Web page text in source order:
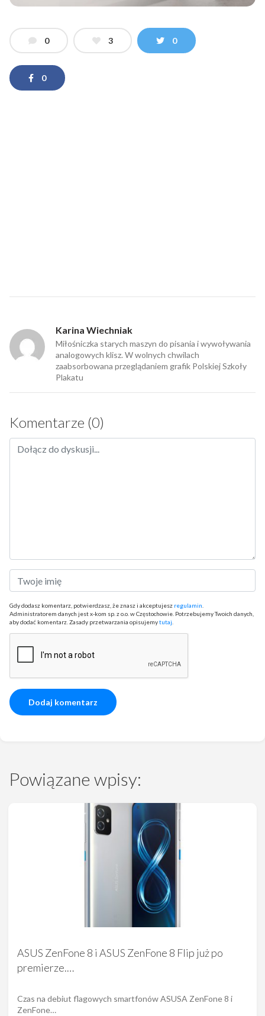
0 3 0
0
Karina Wiechniak
Miłośniczka starych maszyn do pisania i wywoływania
analogowych klisz. W wolnych chwilach
zaabsorbowana przeglądaniem grafik Polskiej Szkoły
Plakatu
Komentarze (0)
Gdy dodasz komentarz, potwierdzasz, że znasz i akceptujesz regulamin
Administratorem danych jest x-kom sp. z o.o. w Częstochowie. Potrzebujemy Twoich danych,
aby dodać komentarz. Zasady przetwarzania opisujemytutaj
Powiązane wpisy:
ASUS ZenFone 8 i ASUS ZenFone 8 Flip już po
premierze.…
Czas na debiut flagowych smartfonów ASUSA ZenFone 8 i
ZenFone…